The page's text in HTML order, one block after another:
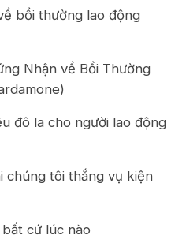
bồi thường lao động
Nhận về Bồi Thường
đô la cho người lao động
chúng tôi thắng vụ kiện
cứ lúc nào